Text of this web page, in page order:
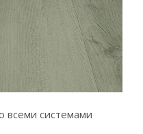
всеми системами